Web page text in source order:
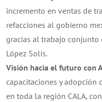
incremento en ventas de
refacciones al gobierno
gracias al trabajo conjunto
López Solís.
Visión hacia el futuro con
capacitaciones y adopción
en toda la región CALA,